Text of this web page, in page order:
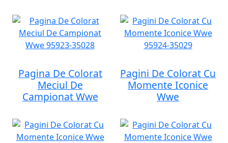
Pagina De Colorat
Meciul De
Campionat Wwe
Pagini De Colorat Cu
Momente Iconice
Wwe